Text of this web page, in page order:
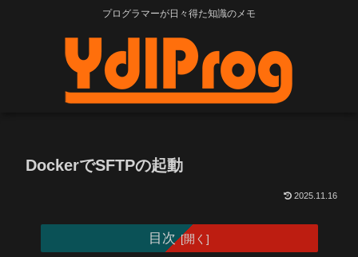
プログラマーが日々得た知識のメモ
DockerでSFTPの起動
2025.11.16
目次